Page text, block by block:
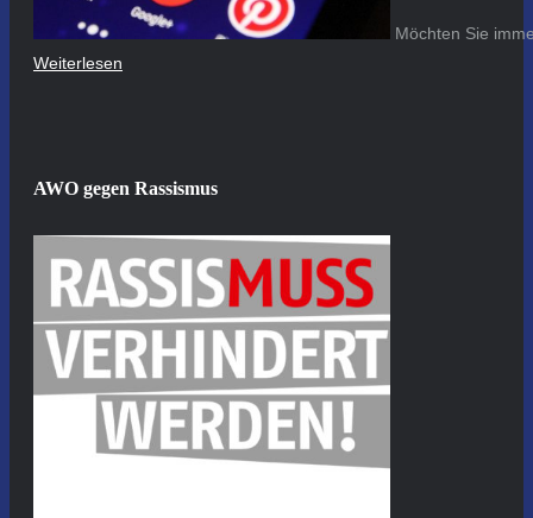
Möchten Sie
Weiterlesen
AWO gegen Rassismus